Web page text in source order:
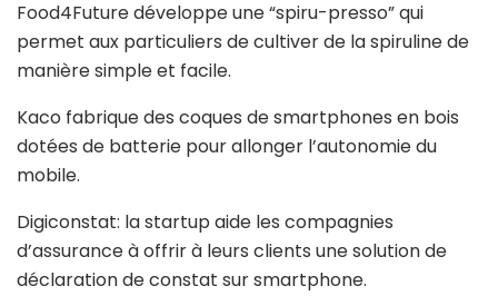
Food4Future développe une “spiru-presso” qui
permet aux particuliers de cultiver de la spiruline de
manière simple et facile.
Kaco fabrique des coques de smartphones en bois
dotées de batterie pour allonger l’autonomie du
mobile.
Digiconstat: la startup aide les compagnies
d’assurance à offrir à leurs clients une solution de
déclaration de constat sur smartphone.